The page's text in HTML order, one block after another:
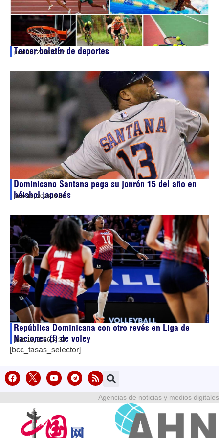
Tercer boletín de deportes
julio 15, 202622:27
Dominicano Santana pega su jonrón 15 del año en
béisbol japonés
julio 15, 202616:50
República Dominicana con otro revés en Liga de
Naciones (f) de voley
julio 12, 202614:34
[bcc_tasas_selector]
Agencias de noticias y medios digitales